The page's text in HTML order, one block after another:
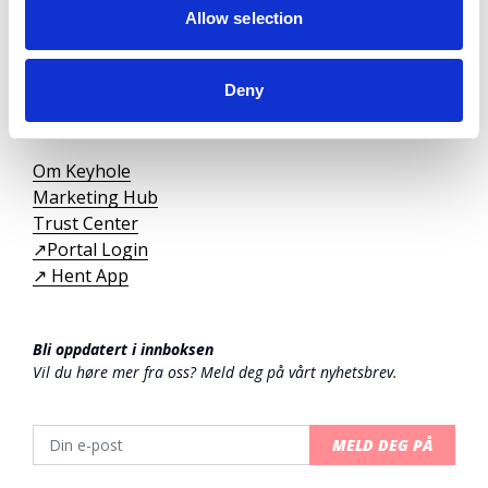
Allow selection
Deny
Om Keyhole
Marketing Hub
Trust Center
↗️Portal Login
↗️ Hent App
Bli oppdatert i innboksen
Vil du høre mer fra oss? Meld deg på vårt nyhetsbrev.
MELD DEG PÅ